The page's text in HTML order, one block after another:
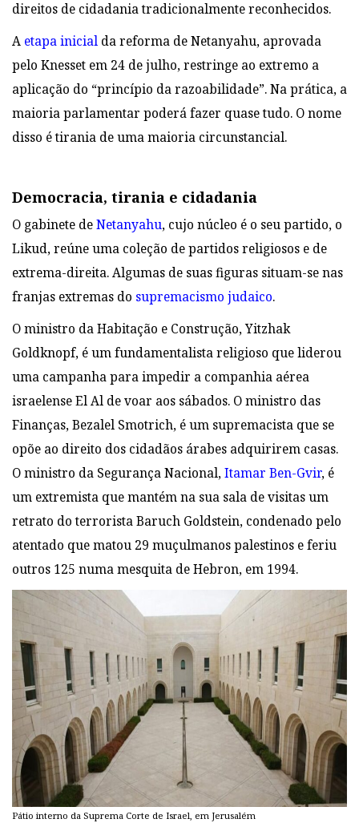
direitos de cidadania tradicionalmente reconhecidos.
A etapa inicial da reforma de Netanyahu, aprovada
pelo Knesset em 24 de julho, restringe ao extremo a
aplicação do “princípio da razoabilidade”. Na prática, a
maioria parlamentar poderá fazer quase tudo. O nome
disso é tirania de uma maioria circunstancial.
Democracia, tirania e cidadania
O gabinete deNetanyahu, cujo núcleo é o seu partido, o
Likud, reúne uma coleção de partidos religiosos e de
extrema-direita. Algumas de suas figuras situam-se nas
franjas extremas do supremacismo judaico.
O ministro da Habitação e Construção, Yitzhak
Goldknopf, é um fundamentalista religioso que liderou
uma campanha para impedir a companhia aérea
israelense El Al de voar aos sábados. O ministro das
Finanças, Bezalel Smotrich, é um supremacista que se
opõe ao direito dos cidadãos árabes adquirirem casas.
O ministro da Segurança Nacional,Itamar Ben-Gvir, é
um extremista que mantém na sua sala de visitas um
retrato do terrorista Baruch Goldstein, condenado pelo
atentado que matou 29 muçulmanos palestinos e feriu
outros 125 numa mesquita de Hebron, em 1994.
Pátio interno da Suprema Corte de Israel, em Jerusalém